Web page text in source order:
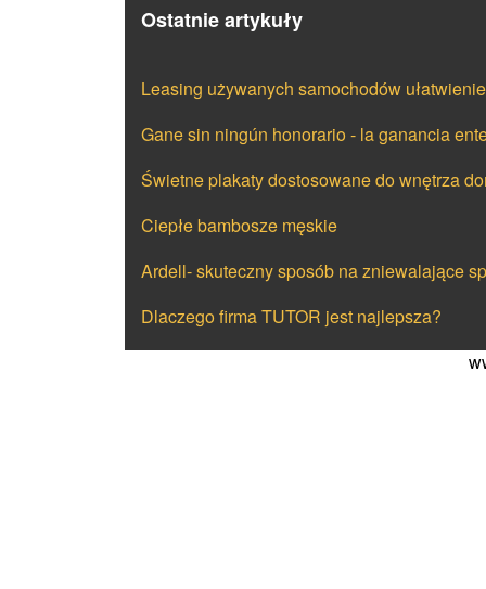
Ostatnie artykuły
Leasing używanych samochodów
Gane sin ningún honorario - la ganancia
Świetne plakaty dostosowane do wnętrza
Ciepłe bambosze męskie
Ardell- skuteczny sposób na zniewalające
Dlaczego firma TUTOR jest najlepsza?